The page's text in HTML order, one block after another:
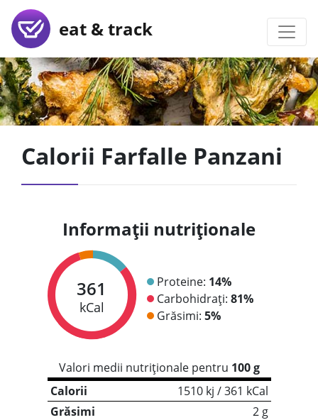
eat & track
Calorii Farfalle Panzani
Informații nutriționale
361
kCal
Proteine: 14%
Carbohidrați: 81%
Grăsimi: 5%
Valori medii nutriționale pentru 100 g
Calorii
1510 kj / 361 kCal
Grăsimi
2 g